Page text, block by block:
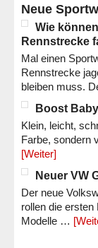
Neue
Wie
Rennstrecke
Mal einen
Rennstrecke
bleiben muss.
Boost
Klein, leicht,
Farbe, sondern
[Weiter]
Neuer VW
Der neue
rollen die
Modelle …